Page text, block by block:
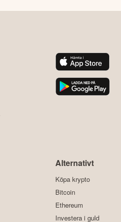
Alternativt
Köpa krypto
Bitcoin
Ethereum
Investera i guld